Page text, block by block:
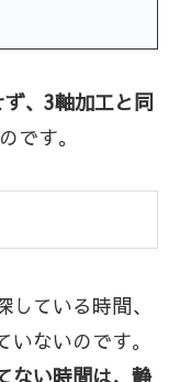
、3軸加工と同
です。
ている時間、
ないのです。
ない時間は、静